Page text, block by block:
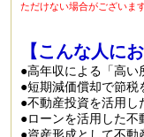
ただけない場合がございま
【こんな人に
●高年収による「高
●短期減価償却で節税
●不動産投資を活用し
●ローンを活用した不